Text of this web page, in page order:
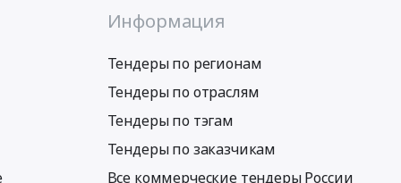
Информация
Тендеры по регионам
Тендеры по отраслям
Тендеры по тэгам
Тендеры по заказчикам
Все коммерческие тендеры России